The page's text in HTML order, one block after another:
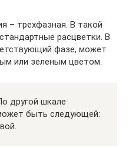
– трехфазная. В такой
расцветки. В
фазе, может
или зеленым цветом.
другой шкале
быть следующей: